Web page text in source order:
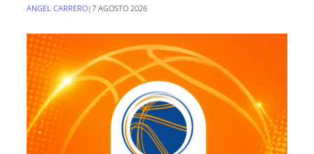
ANGEL CARRERO|7 AGOSTO 2026